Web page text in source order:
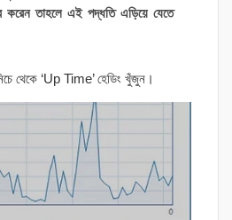
করেন তাহলে এই পদ্ধতি এড়িয়ে যেতে
থেকে ‘Up Time’ হেডিং খুঁজুন।